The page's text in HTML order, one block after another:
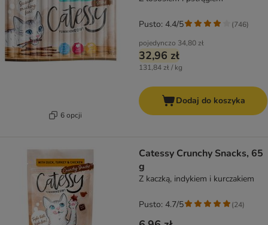
6 opcji
pojedynczo 34,80 zł
32,96 zł
131,84 zł / kg
Pusto: 4.4/5 (746)
Dodaj do koszyka
Catessy Crunchy Snacks, 65
g
Z kaczką, indykiem i kurczakiem
Pusto: 4.7/5 (24)